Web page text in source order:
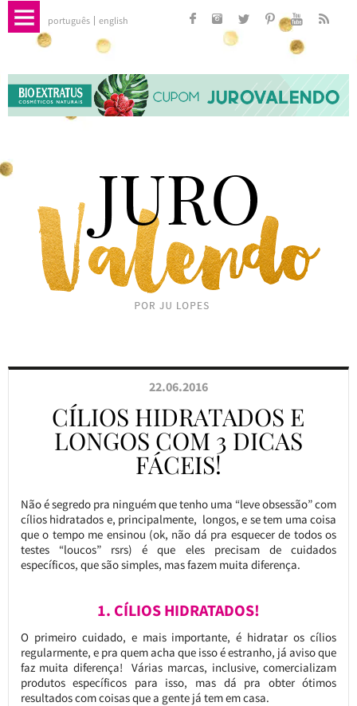
português english
22.06.2016
CÍLIOS HIDRATADOS E
LONGOS COM 3 DICAS
FÁCEIS!
Não é segredo pra ninguém que tenho uma “leve obsessão” com
cílios hidratados e, principalmente, longos, e se tem uma coisa
que o tempo me ensinou (ok, não dá pra esquecer de todos os
testes “loucos” rsrs) é que eles precisam de cuidados
específicos, que são simples, mas fazem muita diferença.
1. CÍLIOS HIDRATADOS!
O primeiro cuidado, e mais importante, é hidratar os cílios
regularmente, e pra quem acha que isso é estranho, já aviso que
faz muita diferença! Várias marcas, inclusive, comercializam
produtos específicos para isso, mas dá pra obter ótimos
resultados com coisas que a gente já tem em casa.